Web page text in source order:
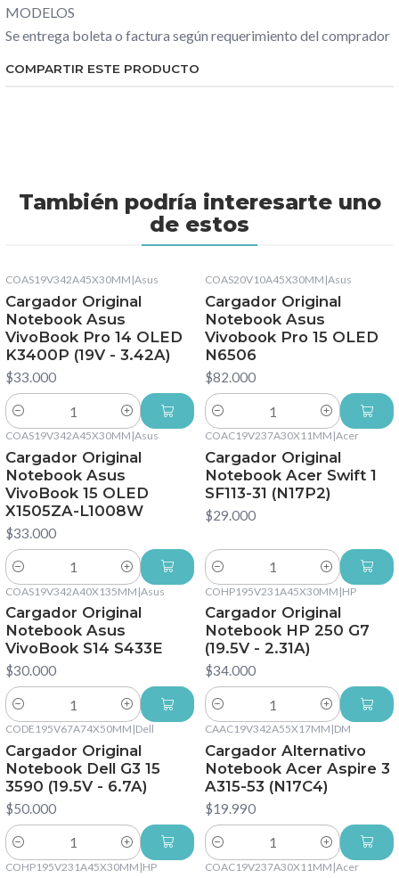
MODELOS
Se entrega boleta o factura según requerimiento del comprador
COMPARTIR ESTE PRODUCTO
También podría interesarte uno
de estos
COAS19V342A45X30MM |Asus
Cargador Original
Notebook Asus
VivoBook Pro 14 OLED
K3400P (19V - 3.42A)
$33.000
Cantidad
COAS20V10A45X30MM |Asus
Cargador Original
Notebook Asus
Vivobook Pro 15 OLED
N6506
$82.000
Cantidad
COAS19V342A45X30MM |Asus
Cargador Original
Notebook Asus
VivoBook 15 OLED
X1505ZA-L1008W
$33.000
Cantidad
COAC19V237A30X11MM |Acer
Cargador Original
Notebook Acer Swift 1
SF113-31 (N17P2)
$29.000
Cantidad
COAS19V342A40X135MM |Asus
Cargador Original
Notebook Asus
VivoBook S14 S433E
$30.000
Cantidad
COHP195V231A45X30MM |HP
Cargador Original
Notebook HP 250 G7
(19.5V - 2.31A)
$34.000
Cantidad
CODE195V67A74X50MM |Dell
Cargador Original
Notebook Dell G3 15
3590 (19.5V - 6.7A)
$50.000
Cantidad
CAAC19V342A55X17MM |DM
Cargador Alternativo
Notebook Acer Aspire 3
A315-53 (N17C4)
$19.990
Cantidad
COHP195V231A45X30MM |HP COAC19V237A30X11MM |Acer